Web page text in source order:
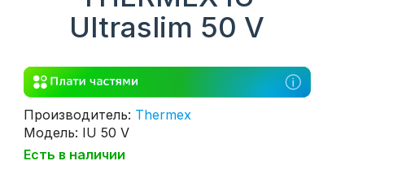
Ultraslim 50 V
Производитель: Thermex
Модель: IU 50 V
Есть в наличии